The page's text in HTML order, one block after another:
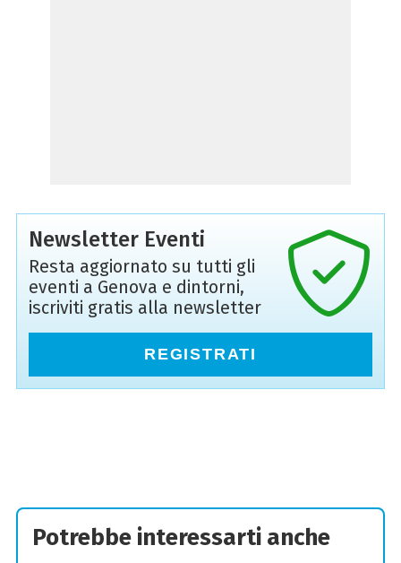
Newsletter Eventi
Resta aggiornato su tutti gli
eventi a Genova e dintorni,
iscriviti gratis alla newsletter
REGISTRATI
Potrebbe interessarti anche